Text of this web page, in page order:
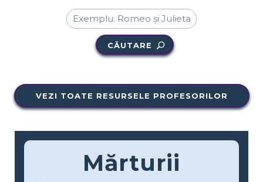
CĂUTARE
VEZI TOATE RESURSELE PROFESORILOR
Mărturii